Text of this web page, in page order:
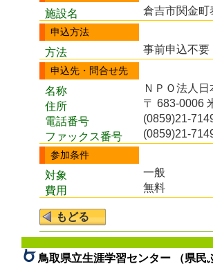
施設名 倉吉市関金
申込方法
方法 事前申込不要
申込先・問合せ先
名称
ＮＰＯ法人
住所
〒 683-0006
電話番号
(0859)21-
ファックス番号
(0859)21-
参加条件
対象
一般
費用
無料
鳥取県立生涯学習センター （県民